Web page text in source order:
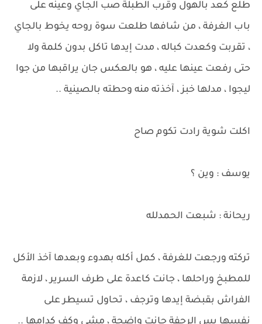
طلع كعد بالهول وقرب الطبلة صب الجاي وعينه على
باب الغرفة ، من شافها طلعت سوة روحه يخوط بالجاي
، تقربت وكعدت كباله ، مدت إيدها تاكل بدون كلمة ولا
حتى رفعت عينها عليه ، هو بالعكس جان يراقبها من جوا
ليجوا ، مدلها خبز ، آخذته منه وحطته بالصينية ..
اكلت شوية رادت تكوم صاح
يوسف : وين ؟
ريحانة : شبعت الحمدلله
تركته ورجعت للغرفة ، كمل أكله بهدوء وبعدها آخذ الأكل
للمطبخ وراحلها ، جانت كاعدة على طرف السرير ، لازمة
الفراش بقبضة إيدها وترجف ، تحاول تسيطر على
نفسها بس الرجفة جانت واضحة ، مشى وكف كدامها ..